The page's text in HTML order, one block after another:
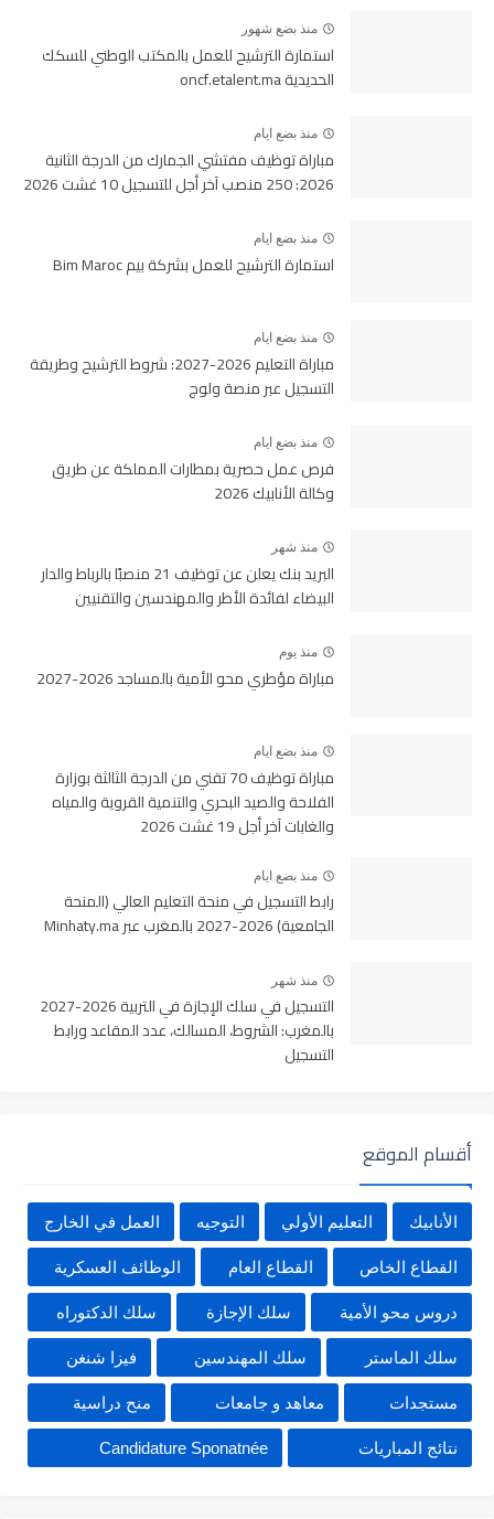
منذ بضع شهور
استمارة الترشيح للعمل بالمكتب الوطني للسكك
الحديدية oncf.etalent.ma
منذ بضع ايام
مباراة توظيف مفتشي الجمارك من الدرجة الثانية
2026: 250 منصب آخر أجل للتسجيل 10 غشت 2026
منذ بضع ايام
استمارة الترشيح للعمل بشركة بيم Bim Maroc
منذ بضع ايام
مباراة التعليم 2026-2027: شروط الترشيح وطريقة
التسجيل عبر منصة ولوج
منذ بضع ايام
فرص عمل حصرية بمطارات المملكة عن طريق
وكالة الأنابيك 2026
منذ شهر
البريد بنك يعلن عن توظيف 21 منصبًا بالرباط والدار
البيضاء لفائدة الأطر والمهندسين والتقنيين
منذ يوم
مباراة مؤطري محو الأمية بالمساجد 2026-2027
منذ بضع ايام
مباراة توظيف 70 تقني من الدرجة الثالثة بوزارة
الفلاحة والصيد البحري والتنمية القروية والمياه
والغابات آخر أجل 19 غشت 2026
منذ بضع ايام
رابط التسجيل في منحة التعليم العالي (المنحة
الجامعية) 2026-2027 بالمغرب عبر Minhaty.ma
منذ شهر
التسجيل في سلك الإجازة في التربية 2026-2027
بالمغرب: الشروط، المسالك، عدد المقاعد ورابط
التسجيل
أقسام الموقع
الأنابيك التعليم الأولي التوجيه العمل في الخارج
القطاع الخاص القطاع العام الوظائف العسكرية
دروس محو الأمية سلك الإجازة سلك الدكتوراه
سلك الماستر سلك المهندسين فيزا شنغن
مستجدات معاهد و جامعات منح دراسية
نتائج المباريات Candidature Sponatnée